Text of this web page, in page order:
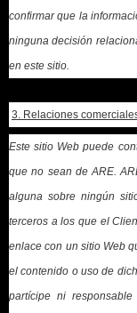
confirmar que la
ninguna decisión
en este sitio.
3. Relaciones
Este sitio Web puede
que no sean de ARE.
alguna sobre ningún
terceros a los que el
enlace con un sitio Web
el contenido o uso de
partícipe ni